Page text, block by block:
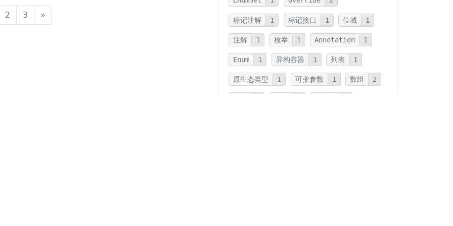
2 3 »
标记注解 1 标记接口 1 位域 1
注解 1 枚举 1 Annotation 1
Enum 1 异构容器 1 列表 1
原生态类型 1 可变参数 1 数组 2